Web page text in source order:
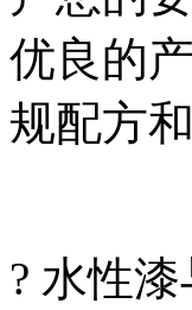
优良的
规配方
? 水性